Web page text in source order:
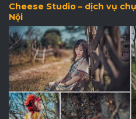
Cheese Studio – dịch vụ
Nội